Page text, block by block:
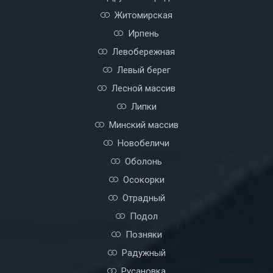
Житомирская
Ирпень
Левобережная
Левый берег
Лесной массив
Липки
Минский массив
Новобеличи
Оболонь
Осокорки
Отрадный
Подол
Позняки
Радужный